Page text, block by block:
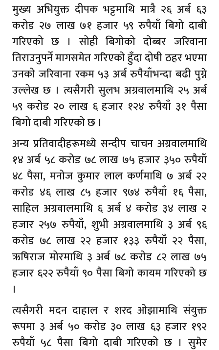
मुख्य अभियुक्त दीपक भट्टमाथि मात्रै २६ अर्ब ६३
करोड २७ लाख ७१ हजार ५९ रुपैयाँ बिगो दाबी
गरिएको छ । सोही बिगोको दोब्बर जरिवाना
तिराउनुपर्ने मागसमेत गरिएको हुँदा दोषी ठहर भएमा
उनको जरिवाना रकम ५३ अर्ब रुपैयाँभन्दा बढी पुग्ने
उल्लेख छ । त्यसैगरी सुलभ अग्रवालमाथि २५ अर्ब
५९ करोड २० लाख ६ हजार १२४ रुपैयाँ ३१ पैसा
बिगो दाबी गरिएको छ ।
अन्य प्रतिवादीहरूमध्ये सन्दीप चाचन अग्रवालमाथि
१४ अर्ब ५८ करोड ७८ लाख ७५ हजार ३५० रुपैयाँ
४८ पैसा, मनोज कुमार लाल कर्णमाथि ७ अर्ब २२
करोड ४६ लाख ८५ हजार ९७४ रुपैयाँ १६ पैसा,
साहिल अग्रवालमाथि ६ अर्ब ४ करोड ३४ लाख २
हजार २५७ रुपैयाँ, शुभी अग्रवालमाथि ३ अर्ब ९६
करोड ७८ लाख २२ हजार १३३ रुपैयाँ २२ पैसा,
ऋषिराज मोरमाथि ३ अर्ब ७८ करोड ८२ लाख ७५
हजार ६२२ रुपैयाँ ९० पैसा बिगो कायम गरिएको छ
।
त्यसैगरी मदन दाहाल र शरद ओझामाथि संयुक्त
रूपमा ३ अर्ब ५० करोड ३० लाख ६३ हजार १९२
रुपैयाँ ५८ पैसा बिगो दाबी गरिएको छ । सुमेर